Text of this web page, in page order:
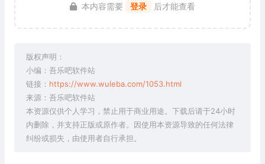
本内容需要 登录 后才能查看
版权声明：
小编：吾乐吧软件站
链接： https://www.wuleba.com/1053.html
来源：吾乐吧软件站
本资源仅供个人学习，禁止用于商业用途。下载后请于24小时
内删除，并支持正版或原作者。因使用本资源导致的任何法律
纠纷或损失，由使用者自行承担。